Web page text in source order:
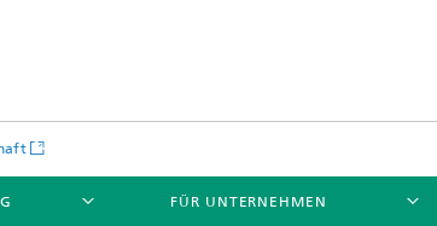
FÜR UNTERNEHMEN